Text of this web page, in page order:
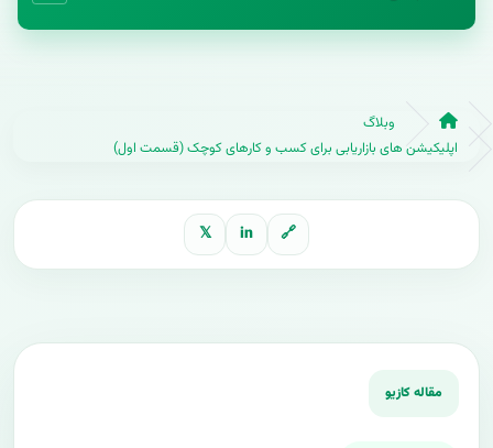
وبلاگ
اپلیکیشن های بازاریابی برای کسب و کارهای کوچک (قسمت اول)
🔗
in
𝕏